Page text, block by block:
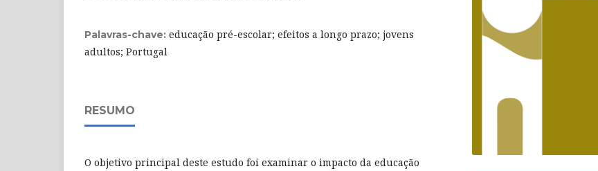
Palavras-chave: educação pré-escolar; efeitos a longo prazo; jovens
adultos; Portugal
RESUMO
O objetivo principal deste estudo foi examinar o impacto da educação